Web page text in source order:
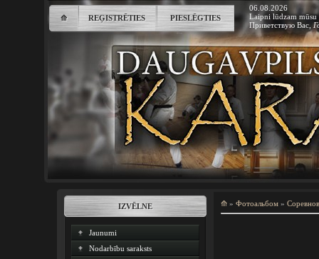
⟰ REĢISTRĒTIES PIESLĒGTIES
06.08.2026
Laipni lūdzam mūsu
Приветствую Вас ,
IZVĒLNE
Jaunumi
Nodarbību saraksts
⟰ » Фотоальбом »